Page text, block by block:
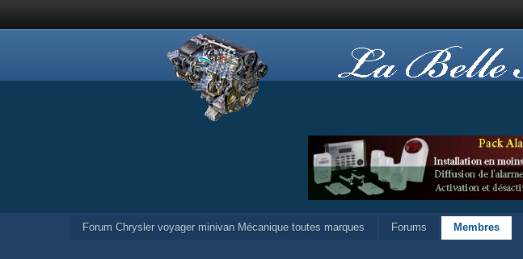
Forum Chrysler voyager minivan Mécanique toutes marques Forums Membres